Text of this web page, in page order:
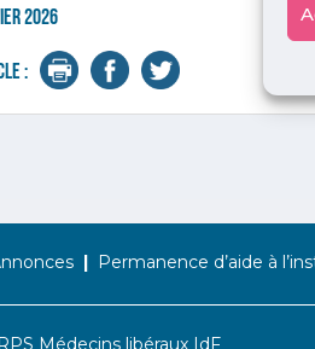
2026
:
Permanence d’aide à
Médecins libéraux IdF